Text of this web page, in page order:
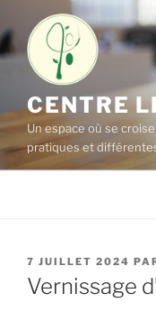
au
contenu
principal
CENTRE
Un espace où se
pratiques et
PUBLIÉ
LE
7 JUILLET 2024
Vernissage